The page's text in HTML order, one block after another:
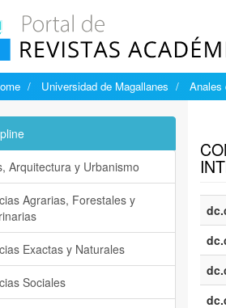
Universidad de Magallanes Anales
Arquitectura y Urbanismo
Agrarias, Forestales y
Exactas y Naturales
Sociales